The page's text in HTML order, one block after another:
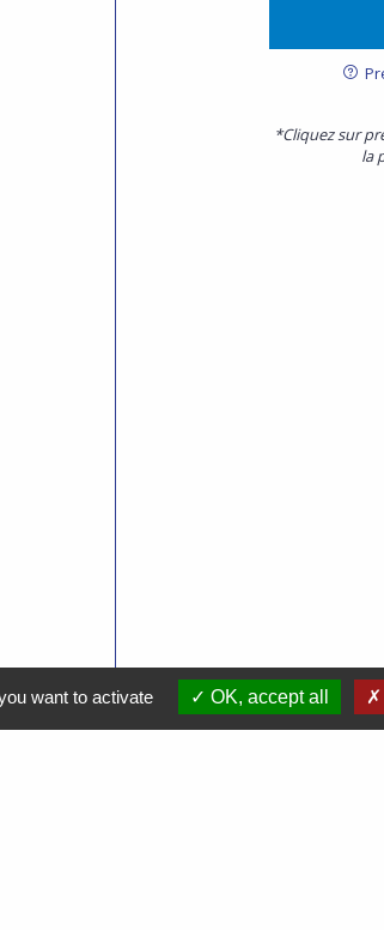
*Cliquez sur
la
want to activate OK, accept all